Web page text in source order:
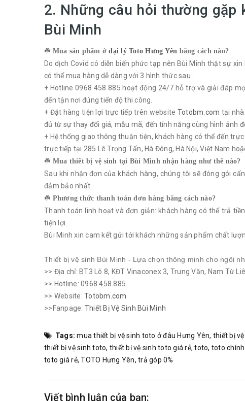
2. Những câu hỏi thường gặp
Bùi Minh
☘️ Mua sản phẩm ởđại lý Toto Hưng Yên bằng cách nào?
Do dịch Covid có diễn biến phức tạp nên Bùi Minh thật sự
có thể mua hàng dễ dàng với 3 hình thức sau :
+ Hotline 0968 458 885 hoạt động 24/7 hỗ trợ và giải đáp
đến tận nơi đúng tiến độ thi công.
+ Đặt hàng tiện lợi trực tiếp trên website Totobm.com tại
đủ từ sự thay đổi giá, mẫu mã, đến tính năng cùng hình ảnh
+ Hệ thống giao thông thuận tiện, khách hàng có thể đến
trực tiếp tại 285 Lê Trọng Tấn, Hà Đông, Hà Nội, Việt Nam
☘️ Mua thiết bị vệ sinh tại Bùi Minh nhận hàng như thế nào?
Sau khi nhận đơn của khách hàng, chúng tôi sẽ đóng gói
đảm bảo nhất.
☘️ Phương thức thanh toán đơn hàng bằng cách nào?
Thanh toán linh hoạt và đơn giản: khách hàng có thể trả
tiện lợi.
Bùi Minh xin cam kết gửi tới khách những sản phẩm chất
Thiết bị vệ sinh Bùi Minh - Lựa chọn thông minh cho ngôi
>> Địa chỉ: BT3 Lô 8, KĐT Vinaconex 3, Trung Văn, Nam Từ
>> Hotline: 0968.458.885.
>> Website: Totobm.com
>>Fanpage: Thiết Bị Vệ Sinh Bùi Minh
Tags: mua thiết bị vệ sinh toto ở đâu Hưng Yên, thiết bị
thiết bị vệ sinh toto, thiết bị vệ sinh toto giá rẻ,toto, toto
toto giá rẻ,TOTO Hưng Yên, trả góp 0%
Viết bình luận của bạn: